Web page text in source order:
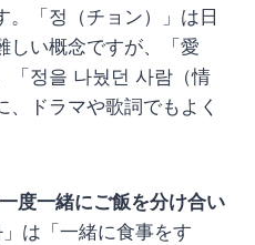
。「정（チョン）」は日
しい概念ですが、「愛
「정을 나눴던 사람（情
、ドラマや歌詞でもよく
度一緒にご飯を分け合い
は「一緒に食事をす